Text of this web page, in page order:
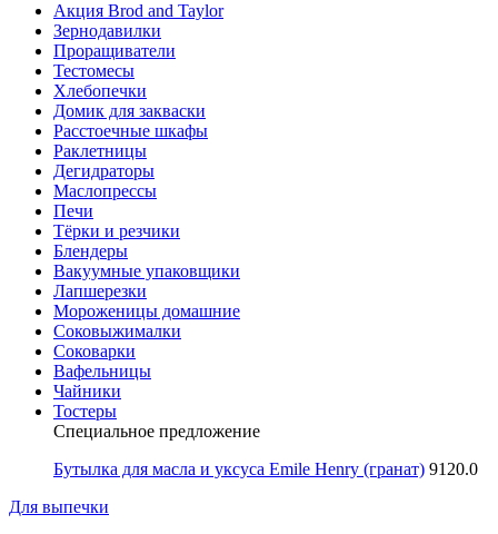
Акция Brod and Taylor
Зернодавилки
Проращиватели
Тестомесы
Хлебопечки
Домик для закваски
Расстоечные шкафы
Раклетницы
Дегидраторы
Маслопрессы
Печи
Тёрки и резчики
Блендеры
Вакуумные упаковщики
Лапшерезки
Мороженицы домашние
Соковыжималки
Соковарки
Вафельницы
Чайники
Тостеры
Специальное предложение
Бутылка для масла и уксуса Emile Henry (гранат) 9120.0
Для выпечки